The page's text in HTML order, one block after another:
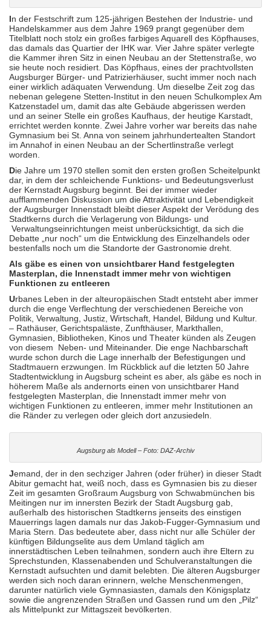
In der Festschrift zum 125-jährigen Bestehen der Industrie- und
Handelskammer aus dem Jahre 1969 prangt gegenüber dem
Titelblatt noch stolz ein großes farbiges Aquarell des Köpfhauses,
das damals das Quartier der IHK war. Vier Jahre später verlegte
die Kammer ihren Sitz in einen Neubau an der Stettenstraße, wo
sie heute noch residiert. Das Köpfhaus, eines der prachtvollsten
Augsburger Bürger- und Patrizierhäuser, sucht immer noch nach
einer wirklich adäquaten Verwendung. Um dieselbe Zeit zog das
nebenan gelegene Stetten-Institut in den neuen Schulkomplex Am
Katzenstadel um, damit das alte Gebäude abgerissen werden
und an seiner Stelle ein großes Kaufhaus, der heutige Karstadt,
errichtet werden konnte. Zwei Jahre vorher war bereits das nahe
Gymnasium bei St. Anna von seinem jahrhundertealten Standort
im Annahof in einen Neubau an der Schertlinstraße verlegt
worden.
Die Jahre um 1970 stellen somit den ersten großen Scheitelpunkt
dar, in dem der schleichende Funktions- und Bedeutungsverlust
der Kernstadt Augsburg beginnt. Bei der immer wieder
aufflammenden Diskussion um die Attraktivität und Lebendigkeit
der Augsburger Innenstadt bleibt dieser Aspekt der Verödung des
Stadtkerns durch die Verlagerung von Bildungs- und
Verwaltungseinrichtungen meist unberücksichtigt, da sich die
Debatte „nur noch“ um die Entwicklung des Einzelhandels oder
bestenfalls noch um die Standorte der Gastronomie dreht.
Als gäbe es einen von unsichtbarer Hand festgelegten
Masterplan, die Innenstadt immer mehr von wichtigen
Funktionen zu entleeren
Urbanes Leben in der alteuropäischen Stadt entsteht aber immer
durch die enge Verflechtung der verschiedenen Bereiche von
Politik, Verwaltung, Justiz, Wirtschaft, Handel, Bildung und Kultur.
– Rathäuser, Gerichtspaläste, Zunfthäuser, Markthallen,
Gymnasien, Bibliotheken, Kinos und Theater künden als Zeugen
von diesem Neben- und Miteinander. Die enge Nachbarschaft
wurde schon durch die Lage innerhalb der Befestigungen und
Stadtmauern erzwungen. Im Rückblick auf die letzten 50 Jahre
Stadtentwicklung in Augsburg scheint es aber, als gäbe es noch in
höherem Maße als andernorts einen von unsichtbarer Hand
festgelegten Masterplan, die Innenstadt immer mehr von
wichtigen Funktionen zu entleeren, immer mehr Institutionen an
die Ränder zu verlegen oder gleich dort anzusiedeln.
Augsburg als Modell – Foto: DAZ-Archiv
Jemand, der in den sechziger Jahren (oder früher) in dieser Stadt
Abitur gemacht hat, weiß noch, dass es Gymnasien bis zu dieser
Zeit im gesamten Großraum Augsburg von Schwabmünchen bis
Meitingen nur im innersten Bezirk der Stadt Augsburg gab,
außerhalb des historischen Stadtkerns jenseits des einstigen
Mauerrings lagen damals nur das Jakob-Fugger-Gymnasium und
Maria Stern. Das bedeutete aber, dass nicht nur alle Schüler der
künftigen Bildungselite aus dem Umland täglich am
innerstädtischen Leben teilnahmen, sondern auch ihre Eltern zu
Sprechstunden, Klassenabenden und Schulveranstaltungen die
Kernstadt aufsuchten und damit belebten. Die älteren Augsburger
werden sich noch daran erinnern, welche Menschenmengen,
darunter natürlich viele Gymnasiasten, damals den Königsplatz
sowie die angrenzenden Straßen und Gassen rund um den „Pilz“
als Mittelpunkt zur Mittagszeit bevölkerten.